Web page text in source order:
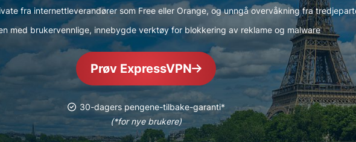
Kraftig pakke med
verktøy for ID-
beskyttelse,
overvåking og
personopplysninger.
fra internettleverandører som Free eller Orange, og unngå overvåkning fra
med brukervennlige, innebygde verktøy for blokkering av reklame og malware
Prøv ExpressVPN
30-dagers pengene-tilbake-garanti*
(*for nye brukere)